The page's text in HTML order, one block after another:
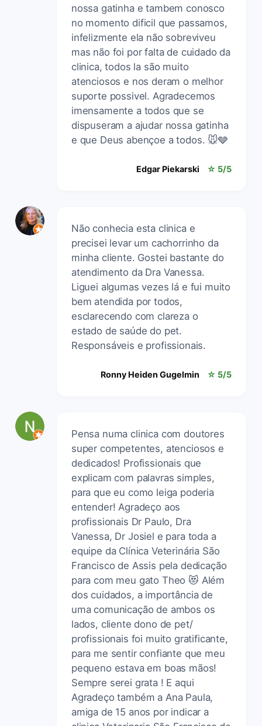
nossa gatinha e tambem conosco
no momento dificil que passamos,
infelizmente ela não sobreviveu
mas não foi por falta de cuidado da
clinica, todos la são muito
atenciosos e nos deram o melhor
suporte possivel. Agradecemos
imensamente a todos que se
dispuseram a ajudar nossa gatinha
e que Deus abençoe a todos. 🐭🩶
Edgar Piekarski ☆ 5/5
Não conhecia esta clinica e
precisei levar um cachorrinho da
minha cliente. Gostei bastante do
atendimento da Dra Vanessa.
Liguei algumas vezes lá e fui muito
bem atendida por todos,
esclarecendo com clareza o
estado de saúde do pet.
Responsáveis e profissionais.
Ronny Heiden Gugelmin ☆ 5/5
Pensa numa clinica com doutores
super competentes, atenciosos e
dedicados! Profissionais que
explicam com palavras simples,
para que eu como leiga poderia
entender! Agradeço aos
profissionais Dr Paulo, Dra
Vanessa, Dr Josiel e para toda a
equipe da Clínica Veterinária São
Francisco de Assis pela dedicação
para com meu gato Theo 😻 Além
dos cuidados, a importância de
uma comunicação de ambos os
lados, cliente dono de pet/
profissionais foi muito gratificante,
para me sentir confiante que meu
pequeno estava em boas mãos!
Sempre serei grata ! E aqui
Agradeço também a Ana Paula,
amiga de 15 anos por indicar a